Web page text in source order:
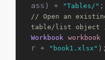
ass) +
"Tables/"
// Open an
table/list
Workbook
workbook
r +
"book1.xlsx" );